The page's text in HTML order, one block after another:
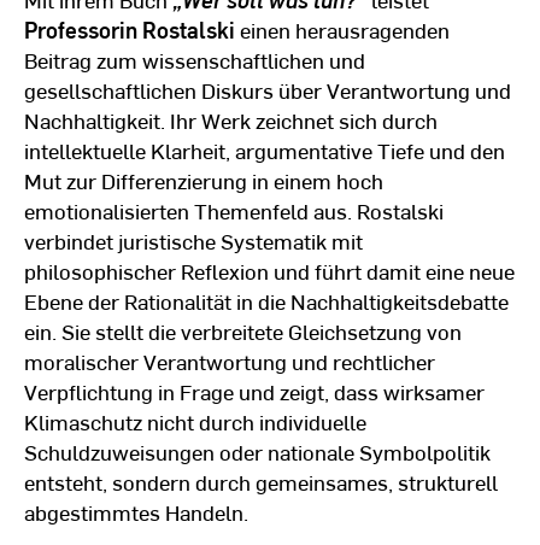
Professorin Rostalski einen herausragenden
Beitrag zum wissenschaftlichen und
gesellschaftlichen Diskurs über Verantwortung und
Nachhaltigkeit. Ihr Werk zeichnet sich durch
intellektuelle Klarheit, argumentative Tiefe und den
Mut zur Differenzierung in einem hoch
emotionalisierten Themenfeld aus. Rostalski
verbindet juristische Systematik mit
philosophischer Reflexion und führt damit eine neue
Ebene der Rationalität in die Nachhaltigkeitsdebatte
ein. Sie stellt die verbreitete Gleichsetzung von
moralischer Verantwortung und rechtlicher
Verpflichtung in Frage und zeigt, dass wirksamer
Klimaschutz nicht durch individuelle
Schuldzuweisungen oder nationale Symbolpolitik
entsteht, sondern durch gemeinsames, strukturell
abgestimmtes Handeln.